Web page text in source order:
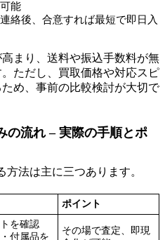
能
絡後、合意すれば最短で即日入
まり、送料や振込手数料が無
ただし、買取価格や対応スピ
め、事前の比較検討が大切で
の流れ – 実際の手順とポ
方法は主に三つあります。
ポイント
を確認
付属品を
その場で査定、即現